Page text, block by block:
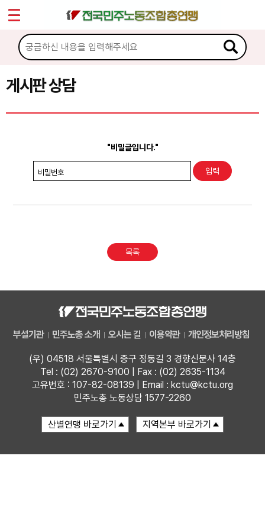
게시판 상담
"비밀글입니다."
비밀번호
목록
부설기관 민주노총 소개 오시는 길 이용약관 개인정보처리방침
(우) 04518 서울특별시 중구 정동길 3 경향신문사 14층
Tel : (02) 2670-9100 | Fax : (02) 2635-1134
고유번호 : 107-82-08139 | Email : kctu@kctu.org
민주노총 노동상담 1577-2260
마이페이지
소개
소식
노동상담
권리찾기수첩 검색
찾아보기
Sketchbook5, 스케치북5
Sketchbook5, 스케치북5